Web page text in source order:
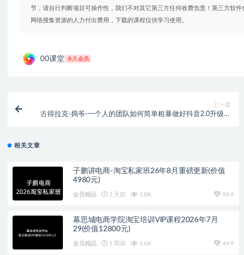
节，请自行判断项目可操作性，我们不对其它第三方任何收费负责！第三方软
网络搜集资源的人力付出费用，下载的课程仅供学习使用。
00课堂 永久会员
上一篇
古得拉克-捣爷-一个人的团队如何简单粗暴做好抖音2.0升级版
相关文章
子鹏讲电商-淘宝私家班26年8月重磅更新(价值
4980元)
会员精品 2 天前 1.8K 99.9
幕思城电商学院淘宝培训VIP课程2026年7月
29(价值12800元)
会员精品 1 周前 1.6K 49.9